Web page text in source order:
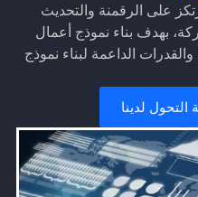
على الرقمنة والتحديث
بهدف بناء نموذج أعمال
الداعمة لبناء نموذج
التحول لدينا